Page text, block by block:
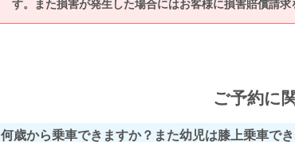
す。また損害が発生した場合にはお客様に損害賠償請求
ご予約に
何歳から乗車できますか？また幼児は膝上乗車で